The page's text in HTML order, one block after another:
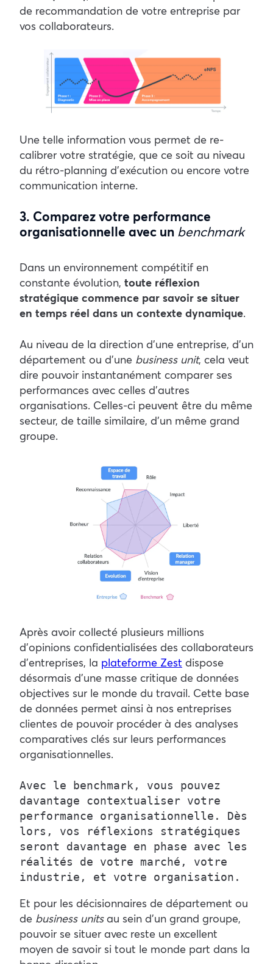
de recommandation de votre entreprise par
vos collaborateurs.
Une telle information vous permet de re-
calibrer votre stratégie, que ce soit au niveau
du rétro-planning d’exécution ou encore votre
communication interne.
3. Comparez votre performance
organisationnelle avec un benchmark
Dans un environnement compétitif en
constante évolution, toute réflexion
stratégique commence par savoir se situer
en temps réel dans un contexte dynamique.
Au niveau de la direction d’une entreprise, d’un
département ou d’une business unit, cela veut
dire pouvoir instantanément comparer ses
performances avec celles d’autres
organisations. Celles-ci peuvent être du même
secteur, de taille similaire, d’un même grand
groupe.
Après avoir collecté plusieurs millions
d’opinions confidentialisées des collaborateurs
d’entreprises, la plateforme Zest dispose
désormais d’une masse critique de données
objectives sur le monde du travail. Cette base
de données permet ainsi à nos entreprises
clientes de pouvoir procéder à des analyses
comparatives clés sur leurs performances
organisationnelles.
Avec le benchmark, vous pouvez
davantage contextualiser votre
performance organisationnelle. Dès
lors, vos réflexions stratégiques
seront davantage en phase avec les
réalités de votre marché, votre
industrie, et votre organisation.
Et pour les décisionnaires de département ou
de business unitsau sein d’un grand groupe,
pouvoir se situer avec reste un excellent
moyen de savoir si tout le monde part dans la